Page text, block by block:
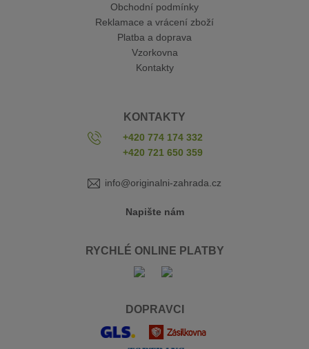
Obchodní podmínky
Reklamace a vrácení zboží
Platba a doprava
Vzorkovna
Kontakty
KONTAKTY
+420 774 174 332
+420 721 650 359
info@originalni-zahrada.cz
Napište nám
RYCHLÉ ONLINE PLATBY
DOPRAVCI